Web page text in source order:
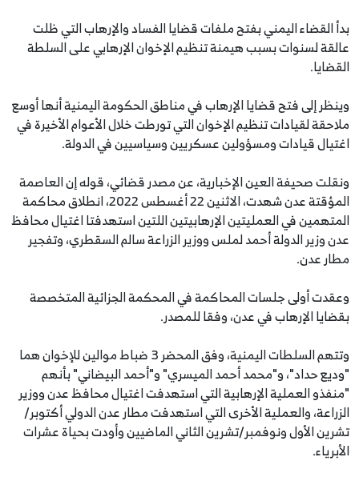
بدأ القضاء اليمني بفتح ملفات قضايا الفساد والإرهاب التي ظلت
عالقة لسنوات بسبب هيمنة تنظيم الإخوان الإرهابي على السلطة
القضايا.
وينظر إلى فتح قضايا الإرهاب في مناطق الحكومة اليمنية أنها أوسع
ملاحقة لقيادات تنظيم الإخوان التي تورطت خلال الأعوام الأخيرة في
اغتيال قيادات ومسؤولين عسكريين وسياسيين في الدولة.
ونقلت صحيفة العين الإخبارية، عن مصدر قضائي، قوله إن العاصمة
المؤقتة عدن شهدت، الاثنين 22 أغسطس 2022، انطلاق محاكمة
المتهمين في العمليتين الإرهابيتين اللتين استهدفتا اغتيال محافظ
عدن وزير الدولة أحمد لملس ووزير الزراعة سالم السقطري، وتفجير
مطار عدن.
وعقدت أولى جلسات المحاكمة في المحكمة الجزائية المتخصصة
بقضايا الإرهاب في عدن، وفقا للمصدر.
وتتهم السلطات اليمنية، وفق المحضر 3 ضباط موالين للإخوان هما
"وديع حداد"، و"محمد أحمد الميسري" و"أحمد البيضاني" بأنهم
"منفذو العملية الإرهابية التي استهدفت اغتيال محافظ عدن ووزير
الزراعة، والعملية الأخرى التي استهدفت مطار عدن الدولي أكتوبر/
تشرين الأول ونوفمبر/تشرين الثاني الماضيين وأودت بحياة عشرات
الأبرياء.